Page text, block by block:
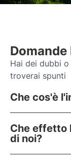
Hai dei dubbi
troverai spunti
Che cos'è
Che effetto
di noi?